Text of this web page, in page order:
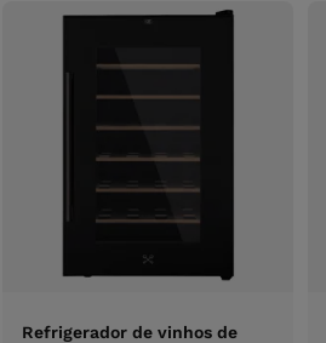
Refrigerador de vinhos de